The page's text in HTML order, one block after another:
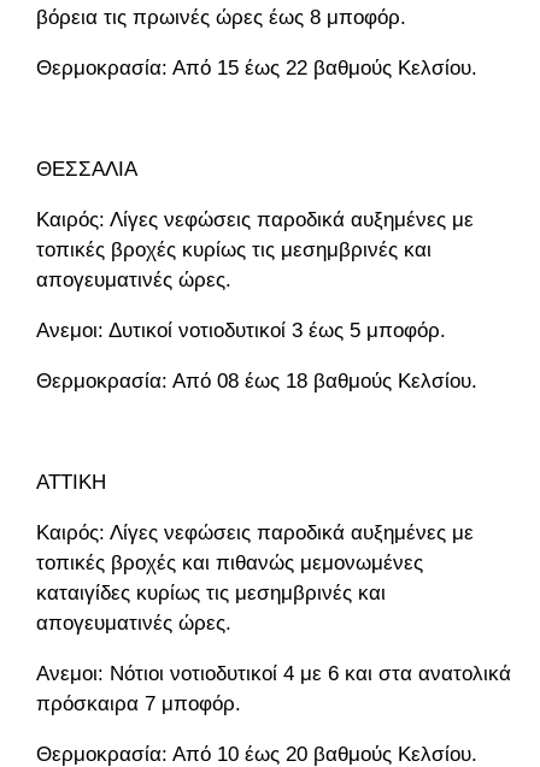
βόρεια τις πρωινές ώρες έως 8 μποφόρ.
Θερμοκρασία: Από 15 έως 22 βαθμούς Κελσίου.
ΘΕΣΣΑΛΙΑ
Καιρός: Λίγες νεφώσεις παροδικά αυξημένες με
τοπικές βροχές κυρίως τις μεσημβρινές και
απογευματινές ώρες.
Ανεμοι: Δυτικοί νοτιοδυτικοί 3 έως 5 μποφόρ.
Θερμοκρασία: Από 08 έως 18 βαθμούς Κελσίου.
ΑΤΤΙΚΗ
Καιρός: Λίγες νεφώσεις παροδικά αυξημένες με
τοπικές βροχές και πιθανώς μεμονωμένες
καταιγίδες κυρίως τις μεσημβρινές και
απογευματινές ώρες.
Ανεμοι: Νότιοι νοτιοδυτικοί 4 με 6 και στα ανατολικά
πρόσκαιρα 7 μποφόρ.
Θερμοκρασία: Από 10 έως 20 βαθμούς Κελσίου.